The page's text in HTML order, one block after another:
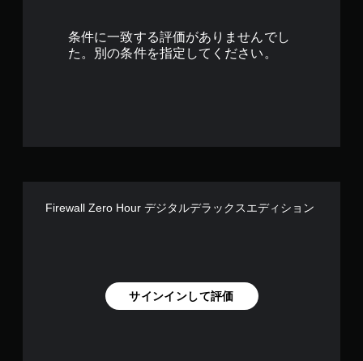
す
条件に一致する評価がありませんでし
た。別の条件を指定してください。
Firewall Zero Hour デジタルデラックスエディション
サインインして評価